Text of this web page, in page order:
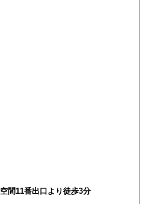
間11番出口より徒歩3分